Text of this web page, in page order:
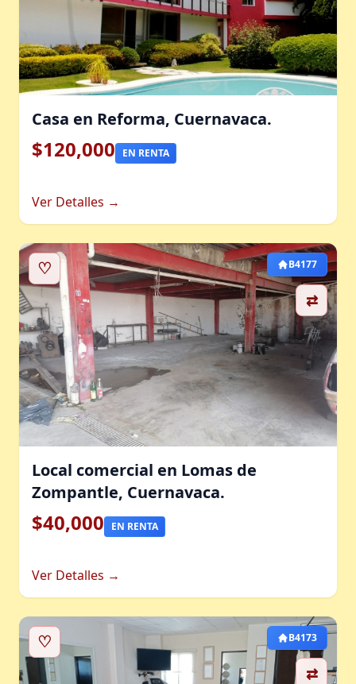
Casa en Reforma, Cuernavaca.
$120,000 EN RENTA
Ver Detalles →
♡
⇄
B4177
Local comercial en Lomas de
Zompantle, Cuernavaca.
$40,000 EN RENTA
Ver Detalles →
♡
⇄
B4173